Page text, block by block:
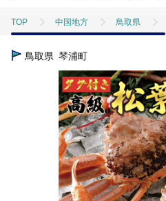
TOP 中国地方 鳥取県
TOP
鳥取県 琴浦町